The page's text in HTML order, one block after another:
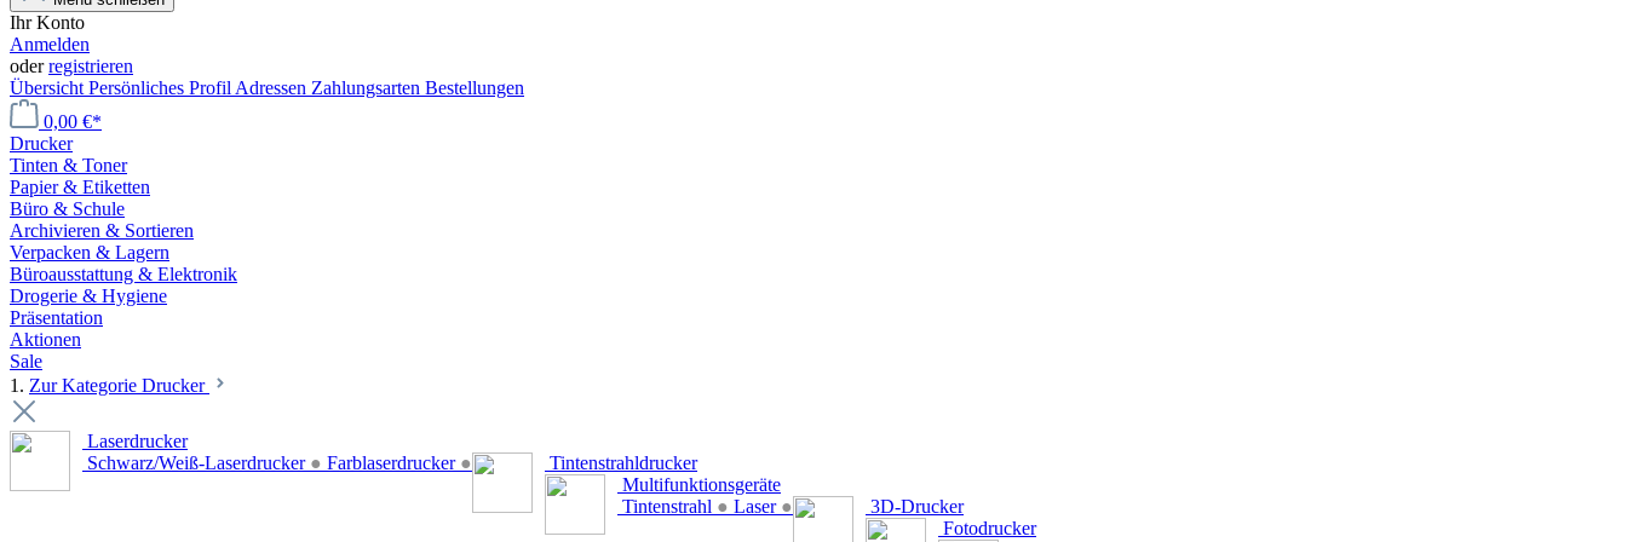
Ihr Konto
Anmelden
oderregistrieren
Übersicht Persönliches Profil Adressen Zahlungsarten Bestellungen
0,00 €*
Drucker
Tinten & Toner
Papier & Etiketten
Büro & Schule
Archivieren & Sortieren
Verpacken & Lagern
Büroausstattung & Elektronik
Drogerie & Hygiene
Präsentation
Aktionen
Sale
1. Zur Kategorie Drucker
Laserdrucker
Schwarz/Weiß-Laserdrucker ● Farblaserdrucker ●
Tintenstrahldrucker
Multifunktionsgeräte
Tintenstrahl ● Laser ●
3D-Drucker
Fotodrucker